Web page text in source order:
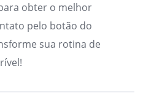
obter o melhor
pelo botão do
sua rotina de